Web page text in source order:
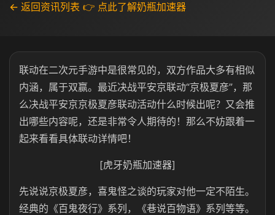
← 返回资讯列表 👉 点此了解奶瓶加速器
联动在二次元手游中是很常见的，双方作品大多有相似
内涵，属于双赢。最近决战平安京联动“京极夏彦”，那
么决战平安京京极夏彦联动活动什么时候出呢？又会推
出哪些内容呢，还是非常令人期待的！那么不妨跟着一
起来看看具体联动详情吧！
[虎牙奶瓶加速器]
先说说京极夏彦，喜鬼怪之谈的玩家对他一定不陌生。
经典的《百鬼夜行》系列，《巷说百物语》系列等等。